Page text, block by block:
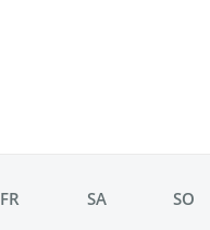
FR SA SO